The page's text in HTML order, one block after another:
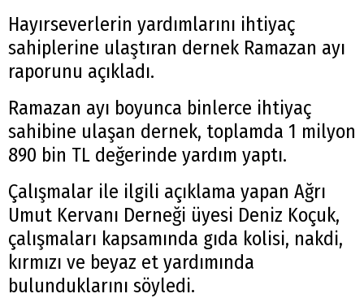
Hayırseverlerin yardımlarını ihtiyaç
sahiplerine ulaştıran dernek Ramazan ayı
raporunu açıkladı.
Ramazan ayı boyunca binlerce ihtiyaç
sahibine ulaşan dernek, toplamda 1 milyon
890 bin TL değerinde yardım yaptı.
Çalışmalar ile ilgili açıklama yapan Ağrı
Umut Kervanı Derneği üyesi Deniz Koçuk,
çalışmaları kapsamında gıda kolisi, nakdi,
kırmızı ve beyaz et yardımında
bulunduklarını söyledi.